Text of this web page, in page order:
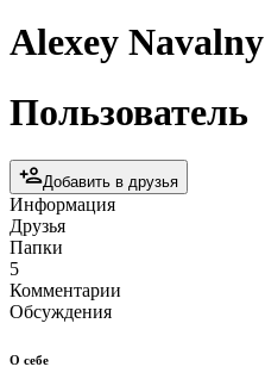
Alexey Navalny
Пользователь
Добавить в друзья
Информация
Друзья
Папки
5
Комментарии
Обсуждения
О себе